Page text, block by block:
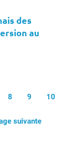
des
au
8 9 10
suivante